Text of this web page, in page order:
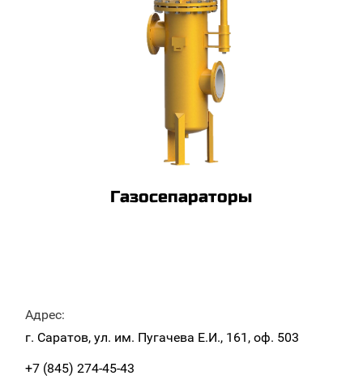
Газосепараторы
Адрес:
г. Саратов, ул. им. Пугачева Е.И., 161, оф. 503
+7 (845) 274-45-43